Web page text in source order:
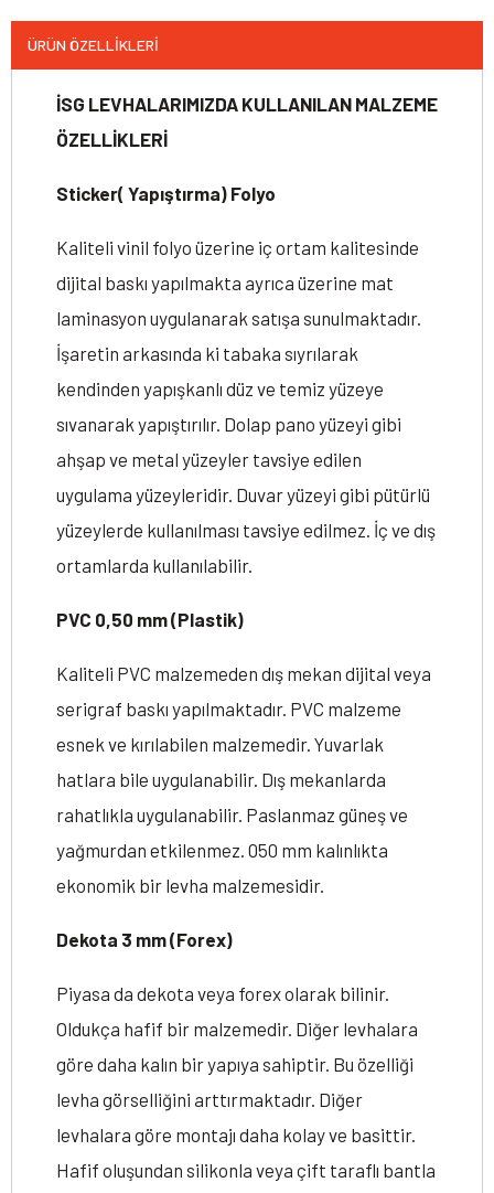
ÜRÜN ÖZELLIKLERI
İSG LEVHALARIMIZDA KULLANILAN MALZEME
ÖZELLİKLERİ
Sticker( Yapıştırma) Folyo
Kaliteli vinil folyo üzerine iç ortam kalitesinde
dijital baskı yapılmakta ayrıca üzerine mat
laminasyon uygulanarak satışa sunulmaktadır.
İşaretin arkasında ki tabaka sıyrılarak
kendinden yapışkanlı düz ve temiz yüzeye
sıvanarak yapıştırılır. Dolap pano yüzeyi gibi
ahşap ve metal yüzeyler tavsiye edilen
uygulama yüzeyleridir. Duvar yüzeyi gibi pütürlü
yüzeylerde kullanılması tavsiye edilmez. İç ve dış
ortamlarda kullanılabilir.
PVC 0,50 mm (Plastik)
Kaliteli PVC malzemeden dış mekan dijital veya
serigraf baskı yapılmaktadır. PVC malzeme
esnek ve kırılabilen malzemedir. Yuvarlak
hatlara bile uygulanabilir. Dış mekanlarda
rahatlıkla uygulanabilir. Paslanmaz güneş ve
yağmurdan etkilenmez. 050 mm kalınlıkta
ekonomik bir levha malzemesidir.
Dekota 3 mm (Forex)
Piyasa da dekota veya forex olarak bilinir.
Oldukça hafif bir malzemedir. Diğer levhalara
göre daha kalın bir yapıya sahiptir. Bu özelliği
levha görselliğini arttırmaktadır. Diğer
levhalara göre montajı daha kolay ve basittir.
Hafif oluşundan silikonla veya çift taraflı bantla